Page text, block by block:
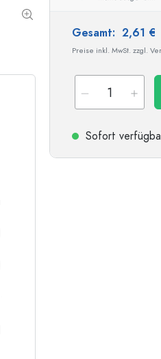
Gesamt: 2,61 €
Preise inkl. MwSt. zzgl.
Sofort